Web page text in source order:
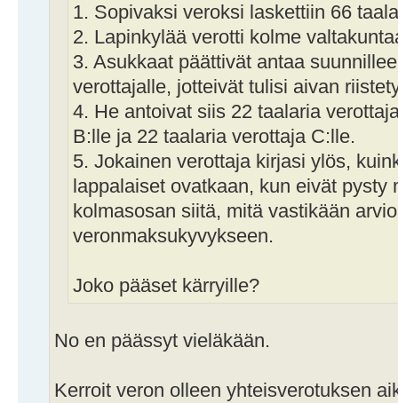
1. Sopivaksi veroksi laskettiin 66
2. Lapinkylää verotti kolme
3. Asukkaat päättivät antaa
verottajalle, jotteivät tulisi aivan
4. He antoivat siis 22 taalaria
B:lle ja 22 taalaria verottaja C:lle.
5. Jokainen verottaja kirjasi ylös,
lappalaiset ovatkaan, kun eivät pysty
kolmasosan siitä, mitä vastikään
veronmaksukyvykseen.
Joko pääset kärryille?
No en päässyt vieläkään.
Kerroit veron olleen yhteisverotuksen